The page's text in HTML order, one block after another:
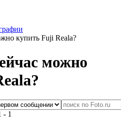
купить Fuji Reala?
можно
- 1